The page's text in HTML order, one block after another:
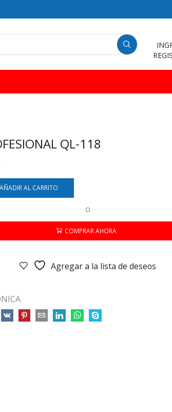
QL-118
AÑADIR AL CARRITO
O
COMPRAR AHORA
Agregar a la lista de deseos